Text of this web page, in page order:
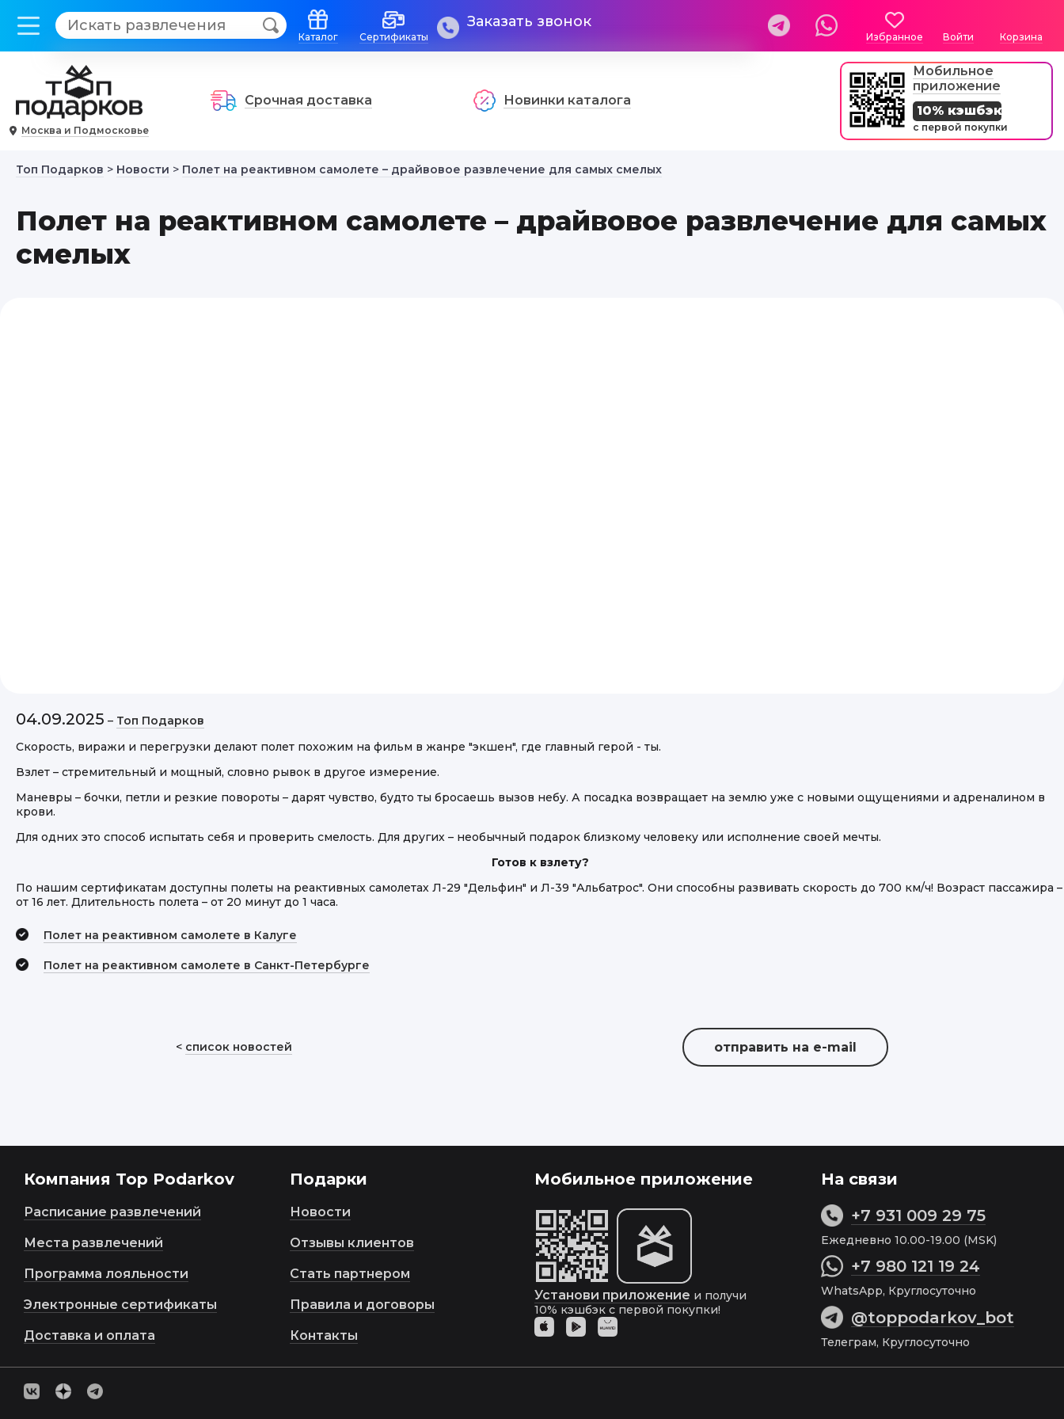
Каталог Сертификаты
Заказать звонок
Избранное Войти Корзина
Москва и Подмосковье
Срочная доставка Новинки каталога
Мобильное
приложение
10% кэшбэк
с первой покупки
Топ Подарков > Новости > Полет на реактивном самолете – драйвовое развлечение для самых смелых
Полет на реактивном самолете – драйвовое развлечение для самых
смелых
04.09.2025 – Топ Подарков
Скорость, виражи и перегрузки делают полет похожим на фильм в жанре "экшен", где главный герой - ты.
Взлет – стремительный и мощный, словно рывок в другое измерение.
Маневры – бочки, петли и резкие повороты – дарят чувство, будто ты бросаешь вызов небу. А посадка возвращает на землю уже с новыми ощущениями и адреналином в
крови.
Для одних это способ испытать себя и проверить смелость. Для других – необычный подарок близкому человеку или исполнение своей мечты.
Готов к взлету?
По нашим сертификатам доступны полеты на реактивных самолетах Л-29 "Дельфин" и Л-39 "Альбатрос". Они способны развивать скорость до 700 км/ч! Возраст пассажира –
от 16 лет. Длительность полета – от 20 минут до 1 часа.
Полет на реактивном самолете в Калуге
Полет на реактивном самолете в Санкт-Петербурге
< список новостей
Компания Top Podarkov
Расписание развлечений
Места развлечений
Программа лояльности
Электронные сертификаты
Доставка и оплата
Подарки
Новости
Отзывы клиентов
Стать партнером
Правила и договоры
Контакты
Мобильное приложение
Установи приложение и получи
10% кэшбэк с первой покупки!
На связи
+7 931 009 29 75
Ежедневно 10.00-19.00 (MSK)
+7 980 121 19 24
WhatsApp, Круглосуточно
@toppodarkov_bot
Телеграм, Круглосуточно